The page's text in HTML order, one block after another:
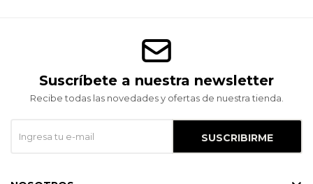
Suscríbete a nuestra newsletter
Recibe todas las novedades y ofertas de nuestra tienda.
SUSCRIBIRME